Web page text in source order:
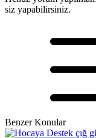
siz yapabilirsiniz.
Benzer Konular